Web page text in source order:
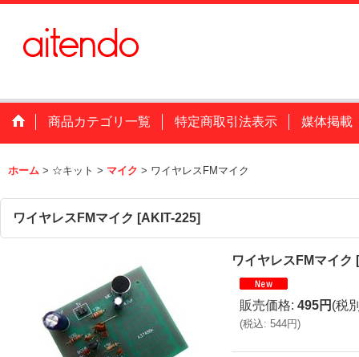
商品カテゴリ一覧 特定商取引法表示 媒体掲載
ホーム > ☆キット > マイク > ワイヤレスFMマイク
ワイヤレスFMマイク [AKIT-225]
ワイヤレスFMマイク [
販売価格: 495円 (税
(税込: 544円)